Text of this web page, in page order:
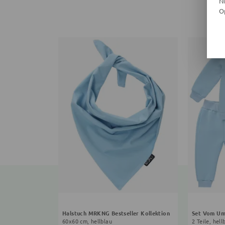
Halstuch MRKNG Bestseller Kollektion
60x60 cm, hellblau
2 Teile,